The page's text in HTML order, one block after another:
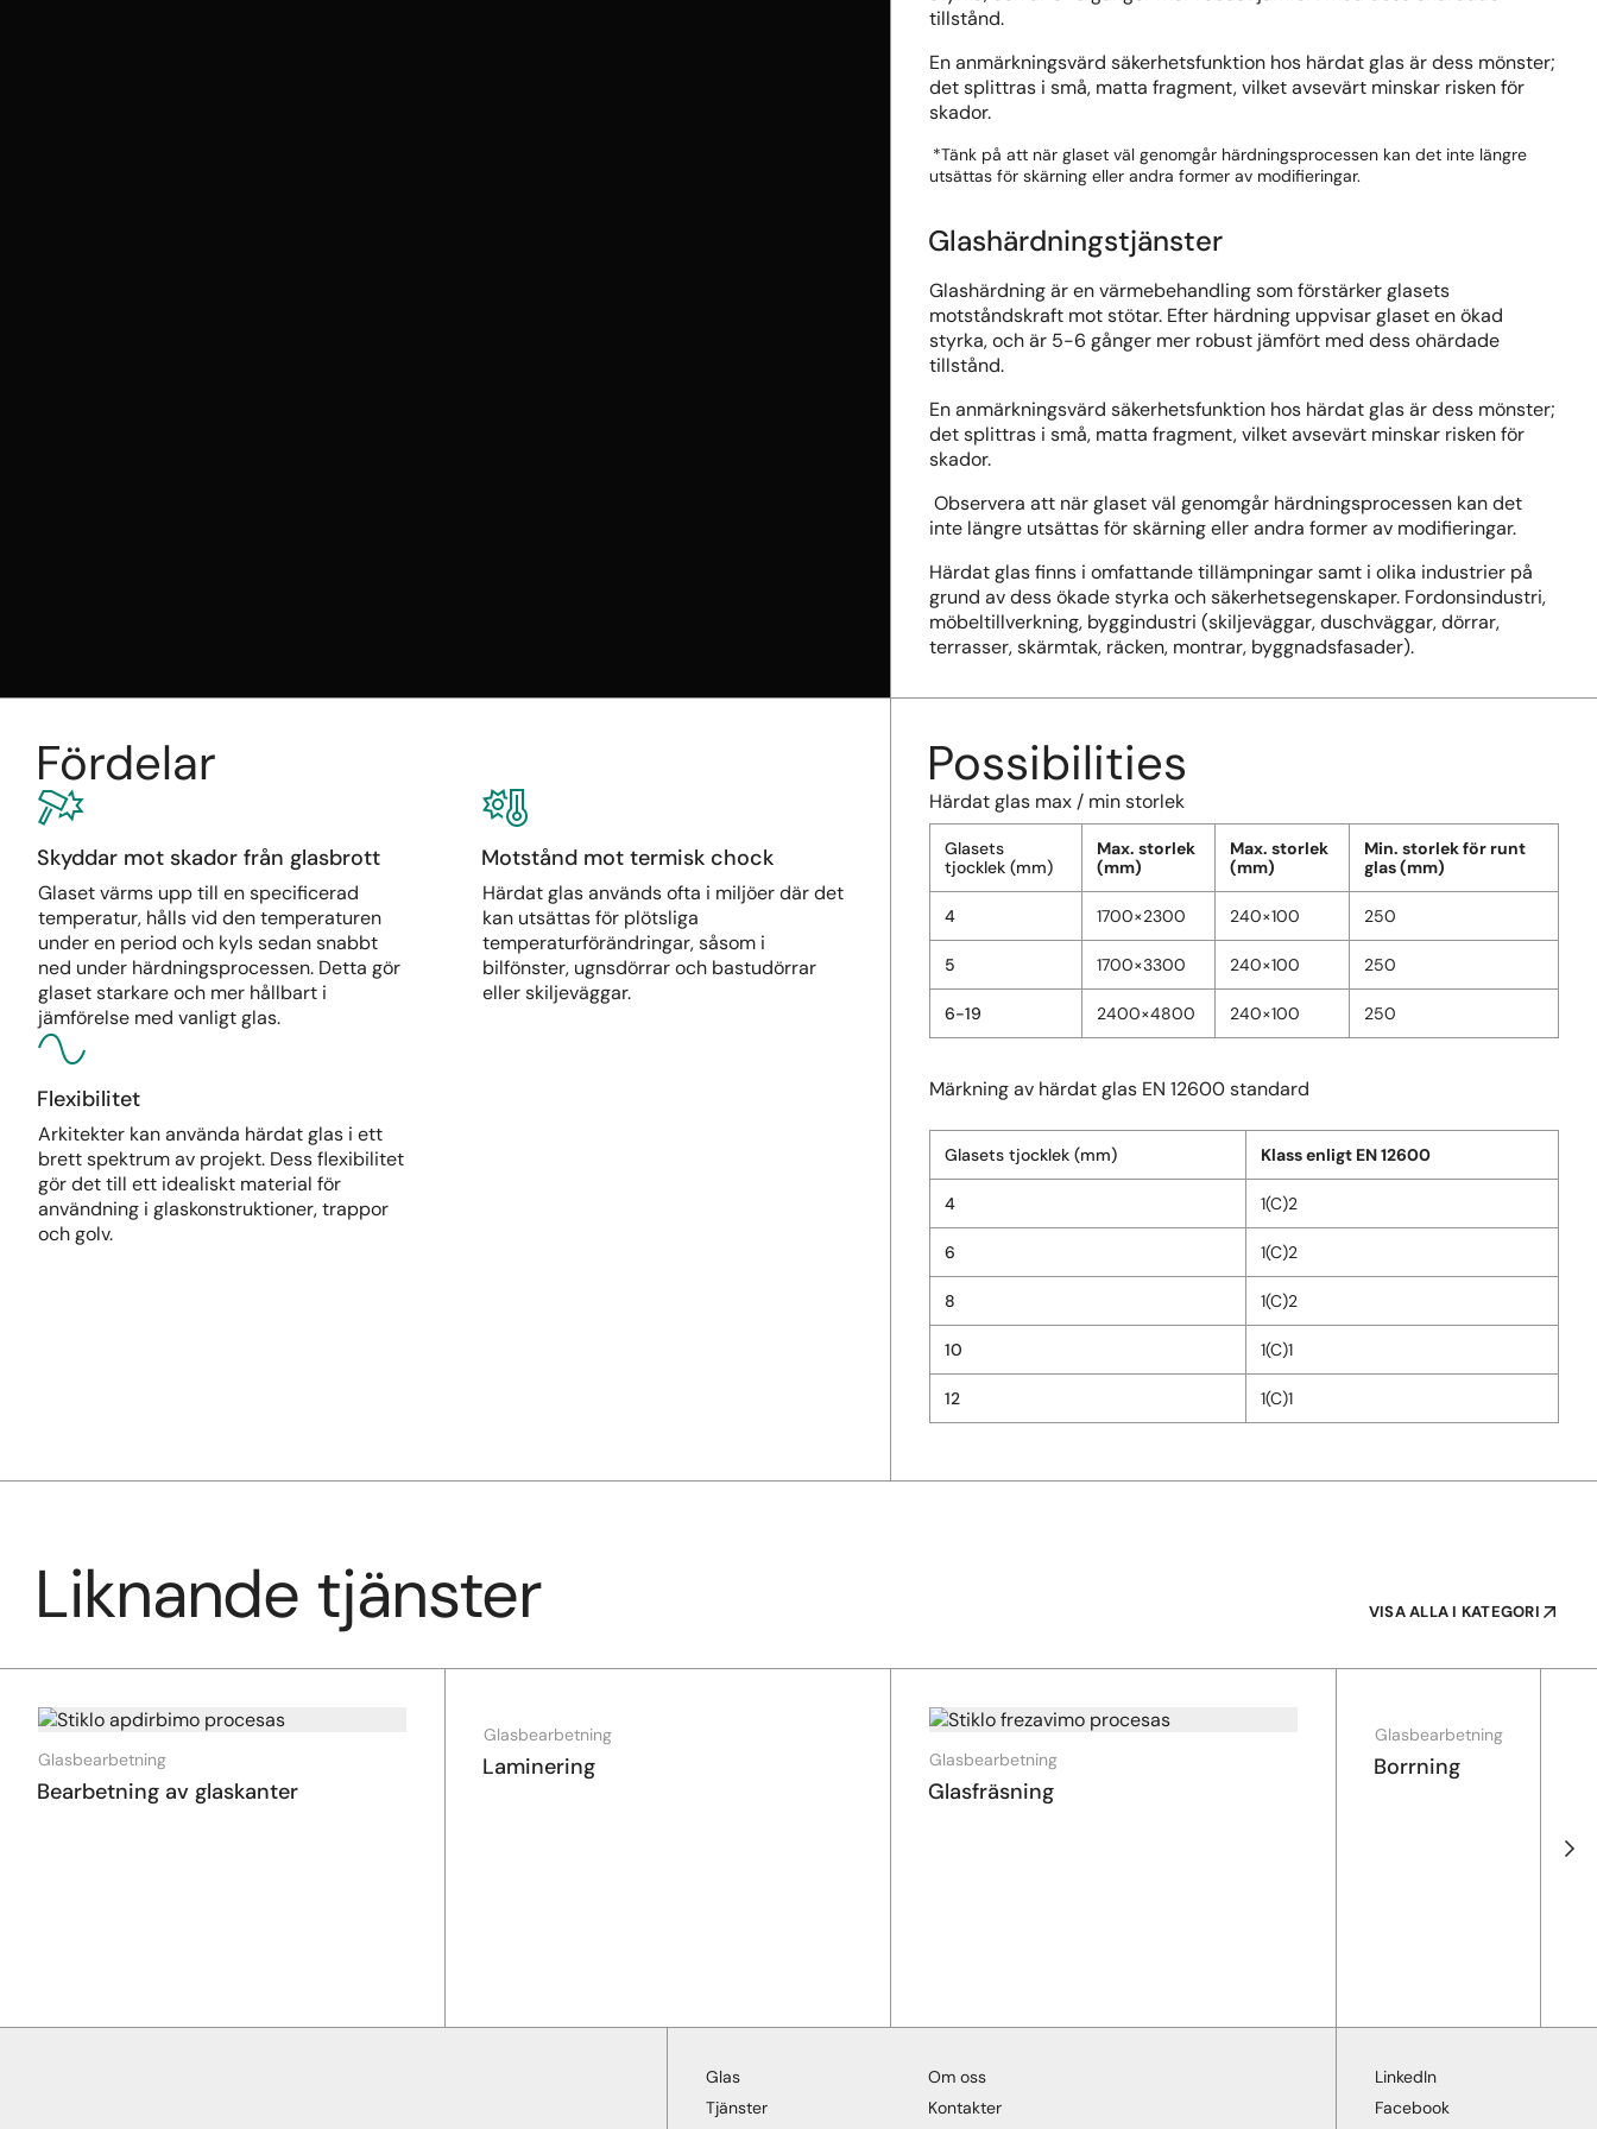
tillstånd.
En anmärkningsvärd säkerhetsfunktion hos härdat glas är dess mönster;
det splittras i små, matta fragment, vilket avsevärt minskar risken för
skador.
*Tänk på att när glaset väl genomgår härdningsprocessen kan det inte längre
utsättas för skärning eller andra former av modifieringar.
Glashärdningstjänster
Glashärdning är en värmebehandling som förstärker glasets
motståndskraft mot stötar. Efter härdning uppvisar glaset en ökad
styrka, och är 5-6 gånger mer robust jämfört med dess ohärdade
tillstånd.
En anmärkningsvärd säkerhetsfunktion hos härdat glas är dess mönster;
det splittras i små, matta fragment, vilket avsevärt minskar risken för
skador.
Observera att när glaset väl genomgår härdningsprocessen kan det
inte längre utsättas för skärning eller andra former av modifieringar.
Härdat glas finns i omfattande tillämpningar samt i olika industrier på
grund av dess ökade styrka och säkerhetsegenskaper. Fordonsindustri,
möbeltillverkning, byggindustri (skiljeväggar, duschväggar, dörrar,
terrasser, skärmtak, räcken, montrar, byggnadsfasader).
Fördelar
Skyddar mot skador från glasbrott
Glaset värms upp till en specificerad
temperatur, hålls vid den temperaturen
under en period och kyls sedan snabbt
ned under härdningsprocessen. Detta gör
glaset starkare och mer hållbart i
jämförelse med vanligt glas.
Motstånd mot termisk chock
Härdat glas används ofta i miljöer där det
kan utsättas för plötsliga
temperaturförändringar, såsom i
bilfönster, ugnsdörrar och bastudörrar
eller skiljeväggar.
Flexibilitet
Arkitekter kan använda härdat glas i ett
brett spektrum av projekt. Dess flexibilitet
gör det till ett idealiskt material för
användning i glaskonstruktioner, trappor
och golv.
Possibilities
Härdat glas max / min storlek
Glasets
tjocklek (mm)
Max. storlek
(mm)
Max. storlek
(mm)
Min. storlek för runt
glas (mm)
4 1700×2300 240×100 250
5 1700×3300 240×100 250
6-19 2400×4800 240×100 250
Märkning av härdat glas EN 12600 standard
Glasets tjocklek (mm) Klass enligt EN 12600
4 1(C)2
6 1(C)2
8 1(C)2
10 1(C)1
12 1(C)1
Liknande tjänster
Glasbearbetning
Bearbetning av glaskanter
Glasbearbetning
Laminering Glasbearbetning
Glasfräsning
Glasbearbetning
Borrning
VISA ALLA I KATEGORI
Glas
Tjänster
Om oss
Kontakter
LinkedIn
Facebook